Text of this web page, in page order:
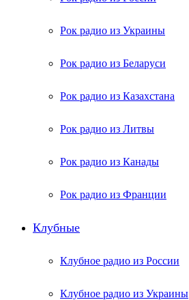
Рок радио из Украины
Рок радио из Беларуси
Рок радио из Казахстана
Рок радио из Литвы
Рок радио из Канады
Рок радио из Франции
Клубные
Клубное радио из России
Клубное радио из Украины